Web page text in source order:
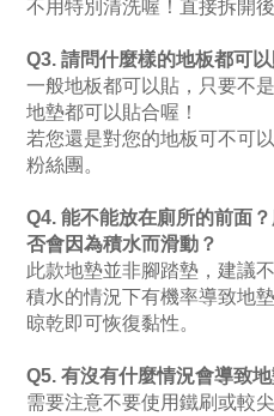
不用特別清洗喔！直接拆開後
Q3. 請問什麼樣的地板都可以
一般地板都可以貼，只要不
地墊都可以貼合喔！
若您還是對您的地板可不可
粉絲團。
Q4. 能不能放在廁所的前面
否會因為積水而滑動？
此款地墊並非腳踏墊，建議
積水的情況下有機率導致地
晾乾即可恢復黏性。
Q5. 有沒有什麼情況會導致
需要注意不要使用鐵刷或較